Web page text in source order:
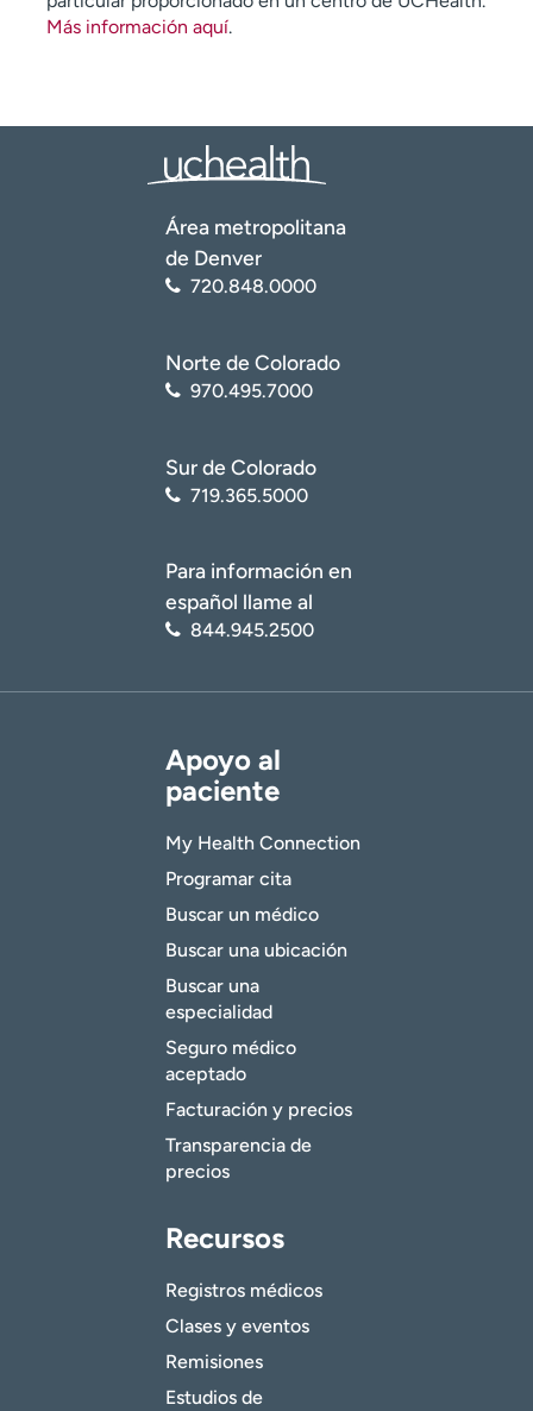
Más información aquí.
Área metropolitana
de Denver
720.848.0000
Norte de Colorado
970.495.7000
Sur de Colorado
719.365.5000
Para información en
español llame al
844.945.2500
Apoyo al
paciente
My Health Connection
Programar cita
Buscar un médico
Buscar una ubicación
Buscar una
especialidad
Seguro médico
aceptado
Facturación y precios
Transparencia de
precios
Recursos
Registros médicos
Clases y eventos
Remisiones
Estudios de